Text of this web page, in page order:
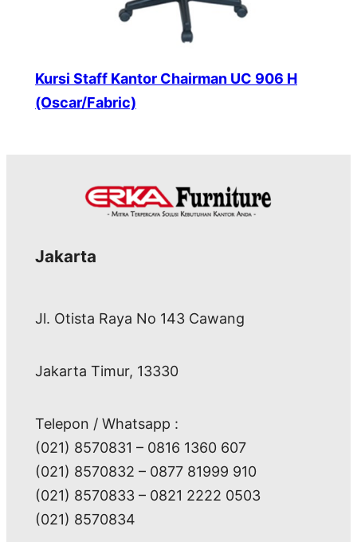
Kursi Staff Kantor Chairman UC 906 H
(Oscar/Fabric)
Jakarta
Jl. Otista Raya No 143 Cawang
Jakarta Timur, 13330
Telepon / Whatsapp :
(021) 8570831 – 0816 1360 607
(021) 8570832 – 0877 81999 910
(021) 8570833 – 0821 2222 0503
(021) 8570834